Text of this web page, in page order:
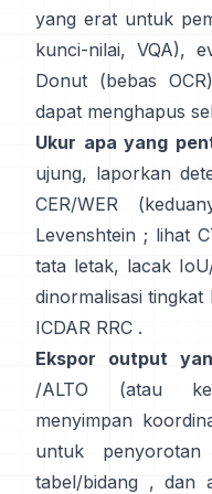
yang erat untuk
kunci-nilai, VQA),
Donut (bebas
dapat menghapus
Ukur apa yang
ujung, laporkan
CER/WER
Levenshtein ; lihat
tata letak, lacak
dinormalisasi
ICDAR RRC .
Ekspor output
/ALTO
(atau
menyimpan
untuk
tabel/bidang , dan